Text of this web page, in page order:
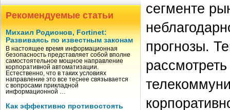
Рекомендуемые статьи
Михаил Родионов, Fortinet:
Развиваясь по известным законам
В настоящее время информационная
безопасность представляет собой вполне
самостоятельное мощное направление
корпоративной автоматизации.
Естественно, что в таких условиях
направление это все теснее связывается
с вопросами прикладной
информационной …
Как эффективно противостоять
сегменте
прогнозы.